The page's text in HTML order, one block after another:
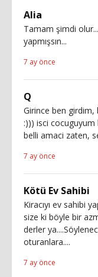
Alia
Tamam şimdi
yapmışsın...
7 ay önce
Q
Girince ben
:))) isci
belli amaci zaten,
7 ay önce
Kötü Ev Sahibi
Kiracıyı ev sahibi
size ki böyle bir
derler
oturanlara....
7 ay önce